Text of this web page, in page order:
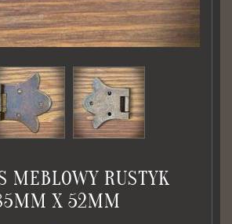
MEBLOWY RUSTYK
X 52MM